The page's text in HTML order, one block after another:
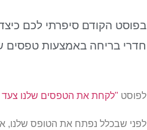
בפוסט הקודם סיפרתי לכם
חדרי בריחה באמצעות טפסים
לפוסט "לקחת את הטפסים שלנו
לפני שבכלל נפתח את הטופס שלנו,